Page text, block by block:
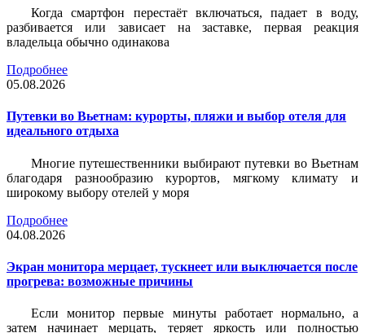
Когда смартфон перестаёт включаться, падает в воду,
разбивается или зависает на заставке, первая реакция
владельца обычно одинакова
Подробнее
05.08.2026
Путевки во Вьетнам: курорты, пляжи и выбор отеля для
идеального отдыха
Многие путешественники выбирают путевки во Вьетнам
благодаря разнообразию курортов, мягкому климату и
широкому выбору отелей у моря
Подробнее
04.08.2026
Экран монитора мерцает, тускнеет или выключается после
прогрева: возможные причины
Если монитор первые минуты работает нормально, а
затем начинает мерцать, теряет яркость или полностью